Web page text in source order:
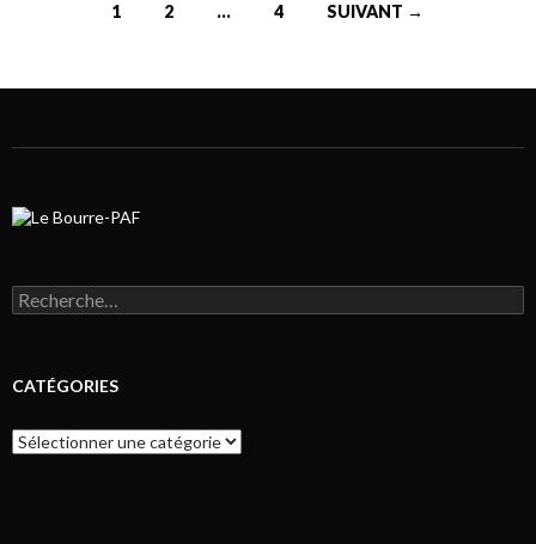
1 2 … 4 SUIVANT →
Rechercher :
CATÉGORIES
Catégories